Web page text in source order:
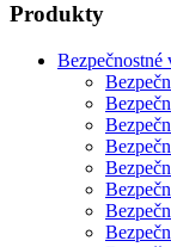
Produkty